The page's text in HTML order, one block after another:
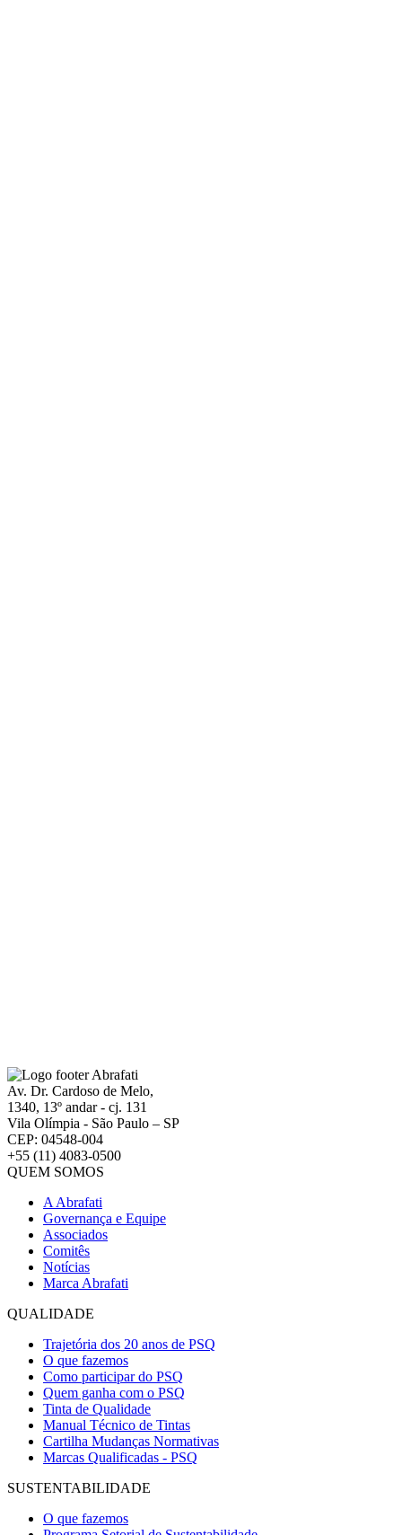
Av. Dr. Cardoso de Melo,
1340, 13º andar - cj. 131
Vila Olímpia - São Paulo – SP
CEP: 04548-004
+55 (11) 4083-0500
QUEM SOMOS
A Abrafati
Governança e Equipe
Associados
Comitês
Notícias
Marca Abrafati
QUALIDADE
Trajetória dos 20 anos de PSQ
O que fazemos
Como participar do PSQ
Quem ganha com o PSQ
Tinta de Qualidade
Manual Técnico de Tintas
Cartilha Mudanças Normativas
Marcas Qualificadas - PSQ
SUSTENTABILIDADE
O que fazemos